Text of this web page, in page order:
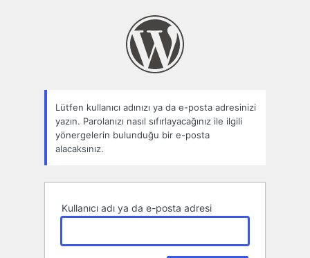
Lütfen kullanıcı adınızı ya da e-posta adresinizi
yazın. Parolanızı nasıl sıfırlayacağınız ile ilgili
yönergelerin bulunduğu bir e-posta
alacaksınız.
Kullanıcı adı ya da e-posta adresi